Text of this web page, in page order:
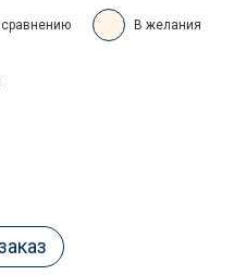
В желания